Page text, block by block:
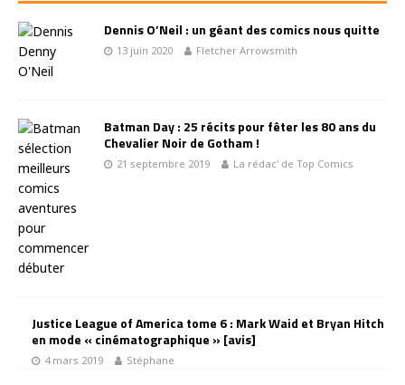
Dennis O’Neil : un géant des comics nous quitte
13 juin 2020 Fletcher Arrowsmith
Batman Day : 25 récits pour fêter les 80 ans du
Chevalier Noir de Gotham !
21 septembre 2019 La rédac' de Top Comics
Justice League of America tome 6 : Mark Waid et Bryan Hitch
en mode « cinématographique » [avis]
4 mars 2019 Stéphane